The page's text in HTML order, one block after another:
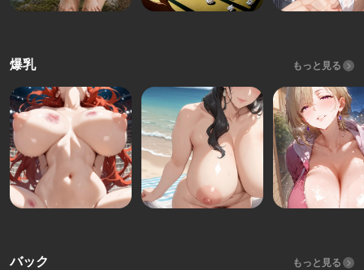
爆乳 もっと見る
バック もっと見る